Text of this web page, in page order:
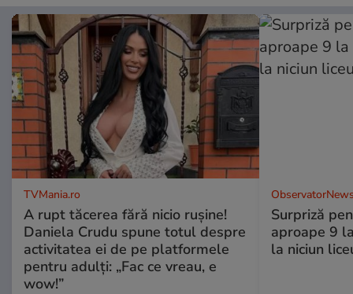
TVMania.ro
A rupt tăcerea fără nicio rușine!
Daniela Crudu spune totul despre
activitatea ei de pe platformele
pentru adulți: „Fac ce vreau, e
wow!”
Surpriză
aproape 9
la niciun